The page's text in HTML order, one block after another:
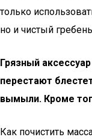
только
но и чистый
Грязный
перестают
вымыли. Кроме
Как почистить